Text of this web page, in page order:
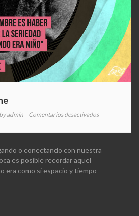
byadmin Comentarios desactivadosen
Nietzsche
o conectando con nuestra
es posible recordar aquel
era como si espacio y tiempo